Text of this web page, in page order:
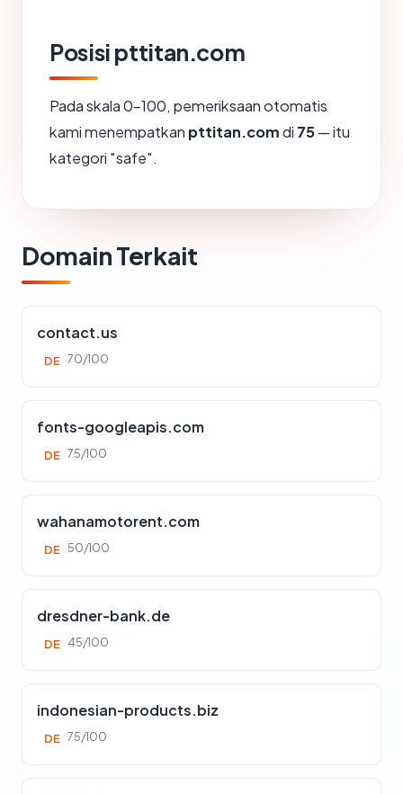
Posisi pttitan.com
Pada skala 0-100, pemeriksaan otomatis
kami menempatkan pttitan.comdi 75— itu
kategori "safe".
Domain Terkait
contact.us
DE 70/100
fonts-googleapis.com
DE 75/100
wahanamotorent.com
DE 50/100
dresdner-bank.de
DE 45/100
indonesian-products.biz
DE 75/100